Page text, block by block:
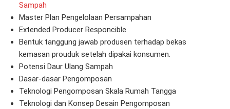
Sampah
Master Plan Pengelolaan Persampahan
Extended Producer Responcible
Bentuk tanggung jawab produsen terhadap bekas
kemasan prouduk setelah dipakai konsumen.
Potensi Daur Ulang Sampah
Dasar-dasar Pengomposan
Teknologi Pengomposan Skala Rumah Tangga
Teknologi dan Konsep Desain Pengomposan